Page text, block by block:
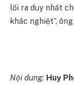
lối ra duy nhất
khắc nghiệt”,
Nội dung: Huy